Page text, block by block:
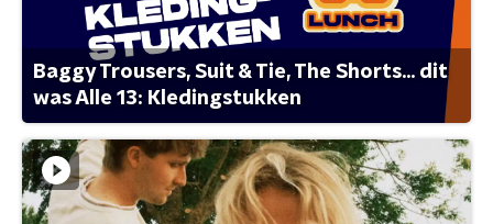
Baggy Trousers, Suit & Tie, The Shorts... dit
was Alle 13: Kledingstukken